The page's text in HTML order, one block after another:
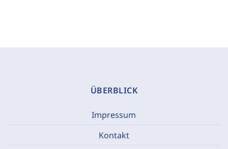
ÜBERBLICK
Impressum
Kontakt